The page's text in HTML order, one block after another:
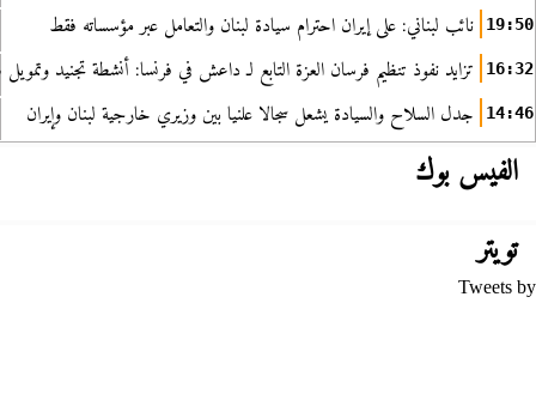
19:50 نائب لبناني: على إيران احترام سيادة لبنان والتعامل عبر مؤسساته فقط
16:32 تزايد نفوذ تنظيم فرسان العزة التابع لـ داعش في فرنسا: أنشطة تجنيد
14:46 جدل السلاح والسيادة يشعل سجالا علنيا بين وزيري خارجية لبنان وإيران
الفيس بوك
تويتر
Tweets by